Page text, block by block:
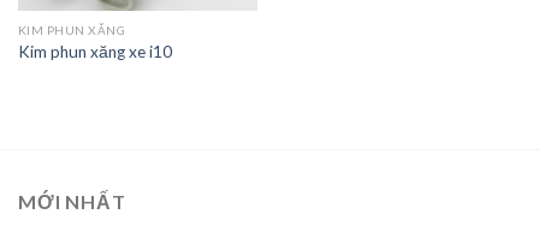
KIM PHUN XĂNG
Kim phun xăng xe i10
MỚI NHẤT